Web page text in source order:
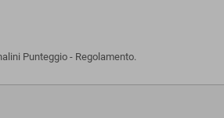
Punteggio - Regolamento.